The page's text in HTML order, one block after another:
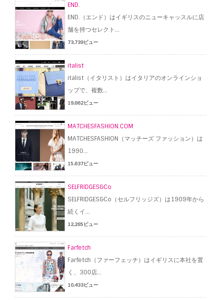
END.
END.（エンド）はイギリスのニューキャッスルに店
舗を持つセレクト...
73,739ビュー
italist
italist（イタリスト）はイタリアのオンラインショ
ップで、複数...
19,862ビュー
MATCHESFASHION.COM
MATCHESFASHION（マッチーズ ファッション）は
1990...
15,637ビュー
SELFRIDGES&Co
SELFRIDGES&Co（セルフリッジズ）は1909年から
続くイ...
12,285ビュー
Farfetch
Farfetch（ファーフェッチ）はイギリスに本社を置
く、300店...
10,433ビュー